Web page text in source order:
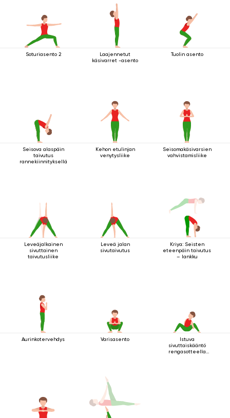
Soturiasento 2
Laajennetut
käsivarret -asento
Tuolin asento
Seisova alaspäin
taivutus
rannekiinnityksellä
Kehon etulinjan
venytysliike
Seisomakäsivarsien
vahvistamisliike
Leveäjalkainen
sivuttainen
taivutusliike
Leveä jalan
sivutaivutus
Kriya: Seisten
eteenpäin taivutus
– lankku
Aurinkotervehdys Varisasento
Istuva
sivuttaiskääntö
rengasotteella